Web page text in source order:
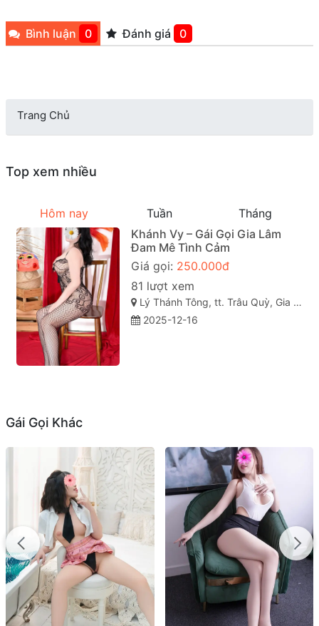
Bình luận 0 Đánh giá 0
Trang Chủ
Top xem nhiều
Hôm nay Tuần
Tháng
Khánh Vy – Gái Gọi Gia Lâm
Đam Mê Tình Cảm
Giá gọi: 250.000đ
81 lượt xem
Lý Thánh Tông, tt. Trâu Quỳ, Gia Lâm, Hà Nội
2025-12-16
Gái Gọi Khác